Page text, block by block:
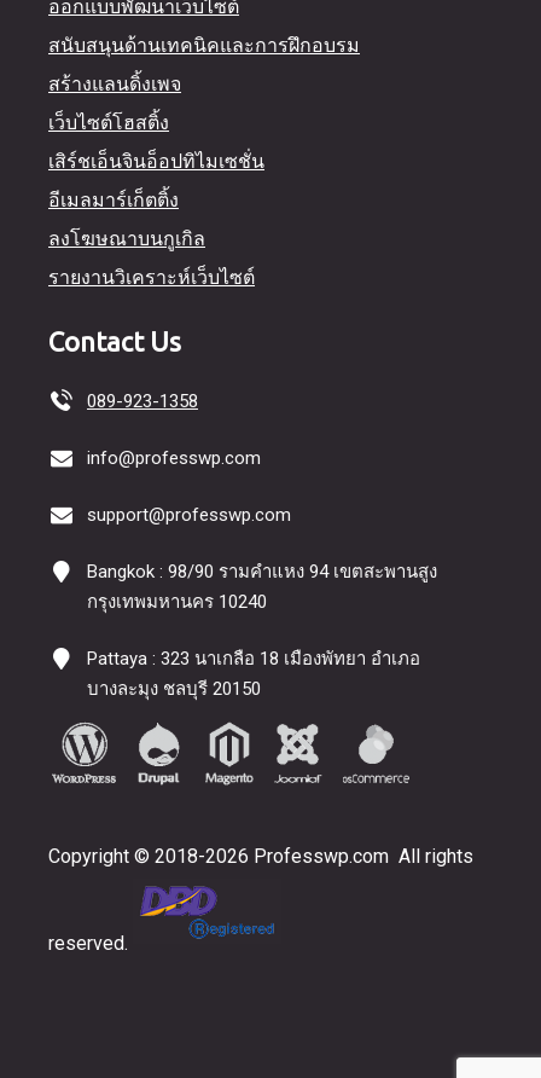
ออกแบบพัฒนาเว็บไซต์
สนับสนุนด้านเทคนิคและการฝึกอบรม
สร้างแลนดิ้งเพจ
เว็บไซต์โฮสติ้ง
เสิร์ชเอ็นจินอ็อปทิไมเซชั่น
อีเมลมาร์เก็ตติ้ง
ลงโฆษณาบนกูเกิล
รายงานวิเคราะห์เว็บไซต์
Contact Us
089-923-1358
info@professwp.com
support@professwp.com
Bangkok : 98/90 รามคำแหง 94 เขตสะพานสูง
กรุงเทพมหานคร 10240
Pattaya : 323 นาเกลือ 18 เมืองพัทยา อำเภอ
บางละมุง ชลบุรี 20150
Copyright © 2018-2026 Professwp.com All rights
reserved.